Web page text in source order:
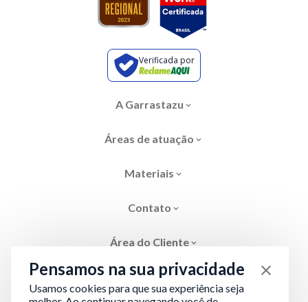
Verificada por
A Garrastazu
Áreas de atuação
Materiais
Contato
Área do Cliente
Pensamos na sua privacidade
Usamos cookies para que sua experiência seja